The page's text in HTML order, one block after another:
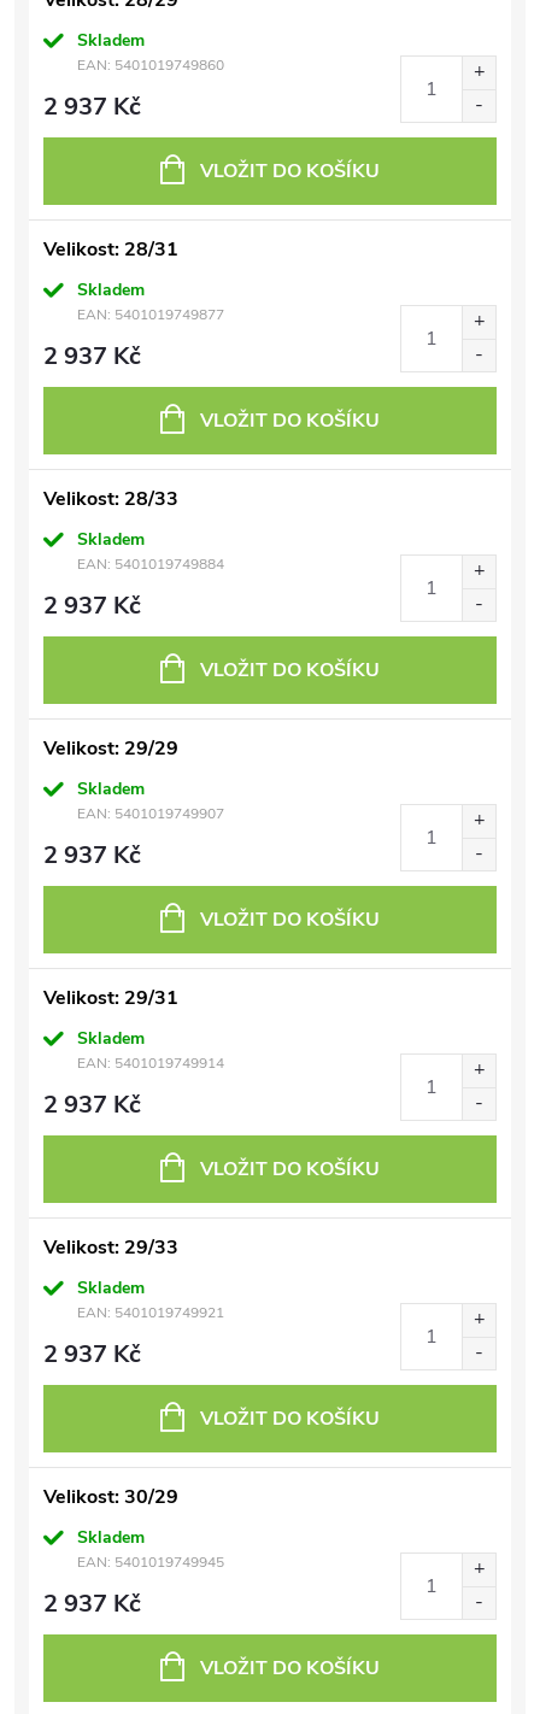
Skladem
EAN: 5401019749860
2 937 Kč
VLOŽIT DO KOŠÍKU
Velikost: 28/31
Skladem
EAN: 5401019749877
2 937 Kč
VLOŽIT DO KOŠÍKU
Velikost: 28/33
Skladem
EAN: 5401019749884
2 937 Kč
VLOŽIT DO KOŠÍKU
Velikost: 29/29
Skladem
EAN: 5401019749907
2 937 Kč
VLOŽIT DO KOŠÍKU
Velikost: 29/31
Skladem
EAN: 5401019749914
2 937 Kč
VLOŽIT DO KOŠÍKU
Velikost: 29/33
Skladem
EAN: 5401019749921
2 937 Kč
VLOŽIT DO KOŠÍKU
Velikost: 30/29
Skladem
EAN: 5401019749945
2 937 Kč
VLOŽIT DO KOŠÍKU